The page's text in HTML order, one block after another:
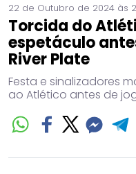
22 de Outubro de 2024 às
Torcida do
espetáculo
River Plate
Festa e sinalizadores
ao Atlético antes de